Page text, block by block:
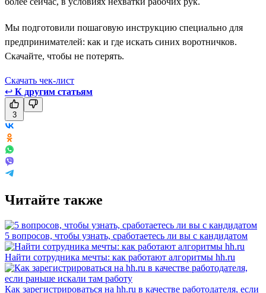
Мы подготовили пошаговую инструкцию специально для
предпринимателей: как и где искать синих воротничков.
Скачайте, чтобы не потерять.
Скачать чек-лист
↩ К другим статьям
3
Читайте также
5 вопросов, чтобы узнать, сработаетесь ли вы с кандидатом
Найти сотрудника мечты: как работают алгоритмы hh.ru
Как зарегистрироваться на hh.ru в качестве работодателя, если